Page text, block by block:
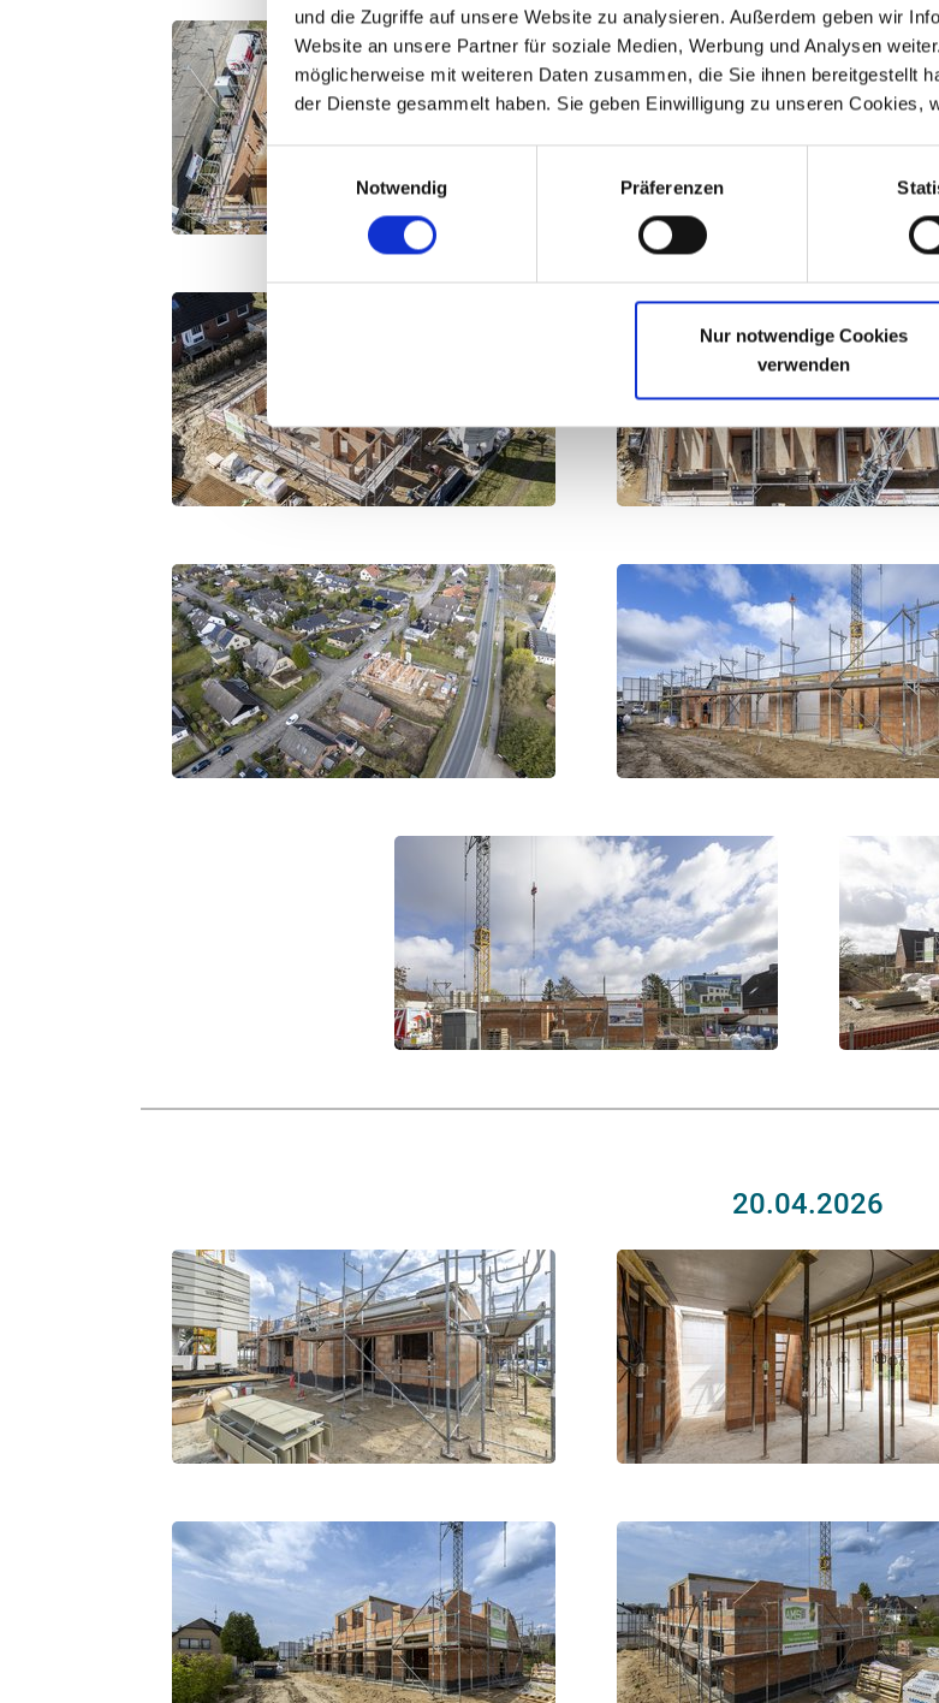
und die Zugriffe auf unsere Website zu analysieren. Außerdem geben wir
Website an unsere Partner für soziale Medien, Werbung und Analysen
möglicherweise mit weiteren Daten zusammen, die Sie ihnen bereitgestellt
der Dienste gesammelt haben. Sie geben Einwilligung zu unseren Cookies,
Einwilligungsauswahl
Notwendig
Präferenzen
Nur notwendige Cookies
verwenden
20.04.2026